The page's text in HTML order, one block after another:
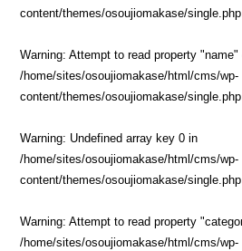
content/themes/osoujiomakase/single.php
Warning: Attempt to read property "name"
/home/sites/osoujiomakase/html/cms/wp-
content/themes/osoujiomakase/single.php
Warning: Undefined array key 0 in
/home/sites/osoujiomakase/html/cms/wp-
content/themes/osoujiomakase/single.php
Warning: Attempt to read property
/home/sites/osoujiomakase/html/cms/wp-